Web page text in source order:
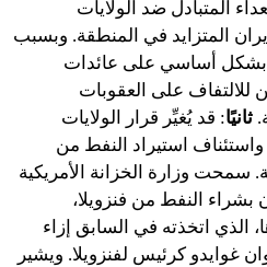
المتبادل ضد الولايات
المتزايد في المنطقة. وبسبب
بشكل أساسي على عائدات
للالتفاف على العقوبات
ثانيًا: قد يُغيِّر قرار الولايات
استيراد النفط من
سمحت وزارة الخزانة الأمريكية
النفط من فنزويلا،
اتخذته في السابق إزاء
غوايدو كرئيس لفنزويلا. ويشير